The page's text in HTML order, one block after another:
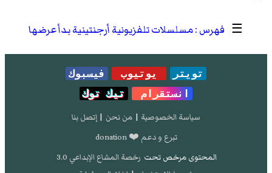
☰ مسلسلات تلفزيونية أرجنتينية بدأ عرضها
تويتر يوتيوب
فيسبوك
انستقرام
تيك توك
سياسة الخصوصية | من نحن | إتصل بنا
تبرع و دعم ❤️ donation
المحتوى مرخص تحت رخصة المشاع الإبداعي 3.0